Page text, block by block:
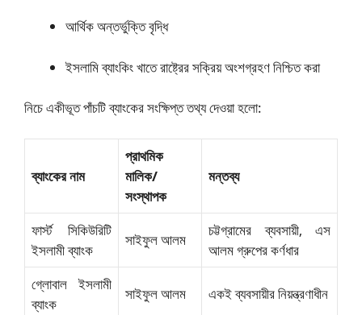
আর্থিক অন্তর্ভুক্তি বৃদ্ধি
ইসলামি ব্যাংকিং খাতে রাষ্ট্রের সক্রিয় অংশগ্রহণ নিশ্চিত করা
নিচে একীভূত পাঁচটি ব্যাংকের সংক্ষিপ্ত তথ্য দেওয়া হলো:
ব্যাংকের নাম
প্রাথমিক
মালিক/
সংস্থাপক
মন্তব্য
ফার্স্ট সিকিউরিটি
ইসলামী ব্যাংক
সাইফুল আলম
চট্টগ্রামের ব্যবসায়ী, এস
আলম গ্রুপের কর্ণধার
গ্লোবাল ইসলামী
ব্যাংক
সাইফুল আলম একই ব্যবসায়ীর নিয়ন্ত্রণাধীন